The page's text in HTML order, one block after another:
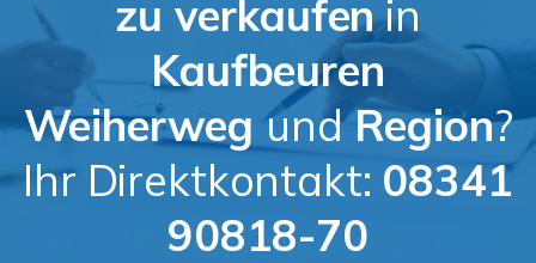
zu verkaufenin
Kaufbeuren
WeiherwegundRegion?
Ihr Direktkontakt: 08341
90818-70